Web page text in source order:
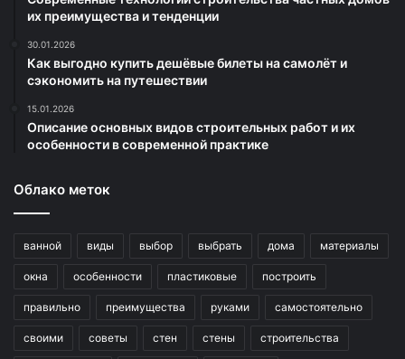
их преимущества и тенденции
30.01.2026
Как выгодно купить дешёвые билеты на самолёт и
сэкономить на путешествии
15.01.2026
Описание основных видов строительных работ и их
особенности в современной практике
Облако меток
ванной виды выбор выбрать дома материалы
окна особенности пластиковые построить
правильно преимущества руками самостоятельно
своими советы стен стены строительства